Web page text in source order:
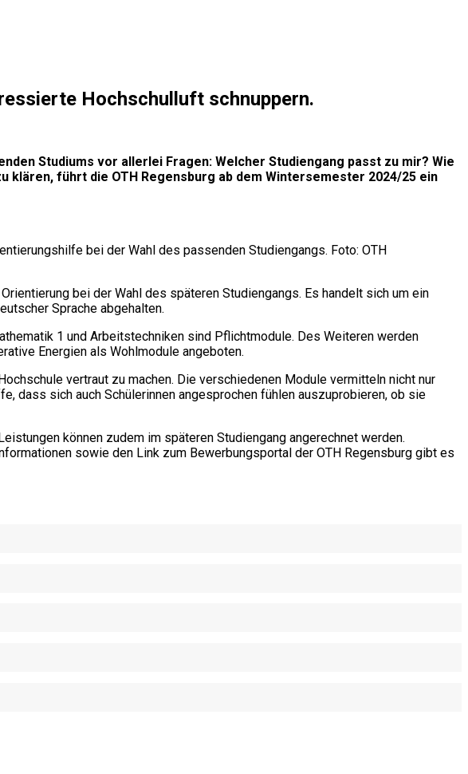
Hochschulluft schnuppern.
Studiums vor allerlei Fragen: Welcher Studiengang passt zu mir? Wie
klären, führt die OTH Regensburg ab dem Wintersemester 2024/25 ein
bei der Wahl des passenden Studiengangs. Foto: OTH
bei der Wahl des späteren Studiengangs. Es handelt sich um ein
Sprache abgehalten.
1 und Arbeitstechniken sind Pflichtmodule. Des Weiteren werden
Energien als Wohlmodule angeboten.
vertraut zu machen. Die verschiedenen Module vermitteln nicht nur
dass sich auch Schülerinnen angesprochen fühlen auszuprobieren, ob sie
können zudem im späteren Studiengang angerechnet werden.
sowie den Link zum Bewerbungsportal der OTH Regensburg gibt es